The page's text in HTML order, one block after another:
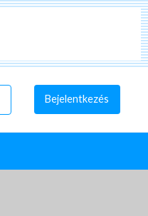
Bejelentkezés